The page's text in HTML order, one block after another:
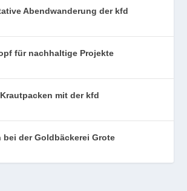
Abendwanderung der kfd
für nachhaltige Projekte
mit der kfd
bei der Goldbäckerei Grote